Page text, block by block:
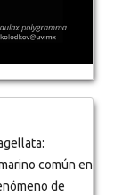
común en
de